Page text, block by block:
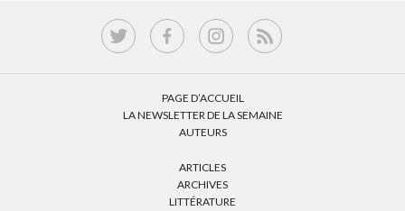
PAGE D’ACCUEIL
LA NEWSLETTER DE LA SEMAINE
AUTEURS
ARTICLES
ARCHIVES
LITTÉRATURE